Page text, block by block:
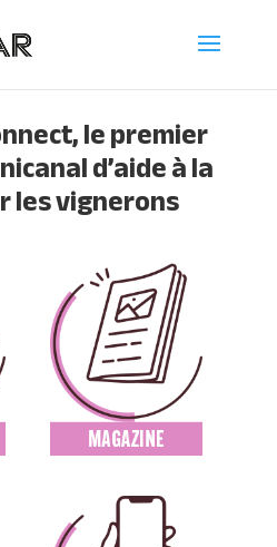
le premier
d’aide à la
les vignerons